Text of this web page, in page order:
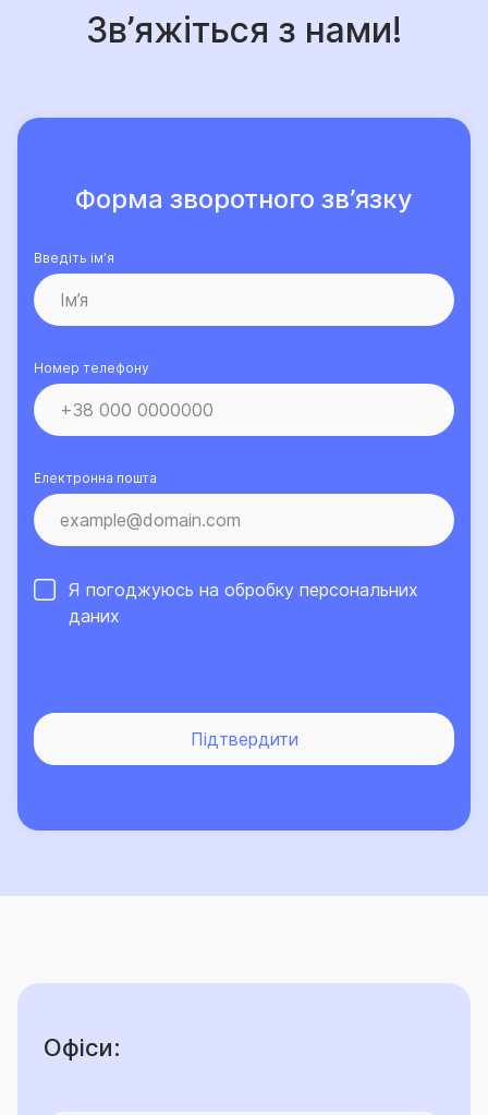
Зв’яжіться з нами!
Форма зворотного зв’язку
Введіть ім’я
Номер телефону
Електронна пошта
Я погоджуюсь на обробку персональних
даних
Підтвердити
Офіси: